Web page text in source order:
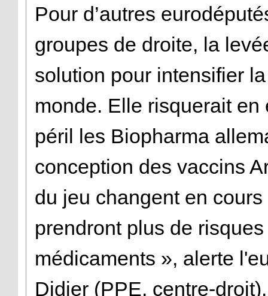
Pour d’autres
groupes de droite, la
solution pour intensifier
monde. Elle risquerait
péril les Biopharma
conception des vaccins
du jeu changent en
prendront plus de
médicaments », alerte
Didier (PPE, centre-